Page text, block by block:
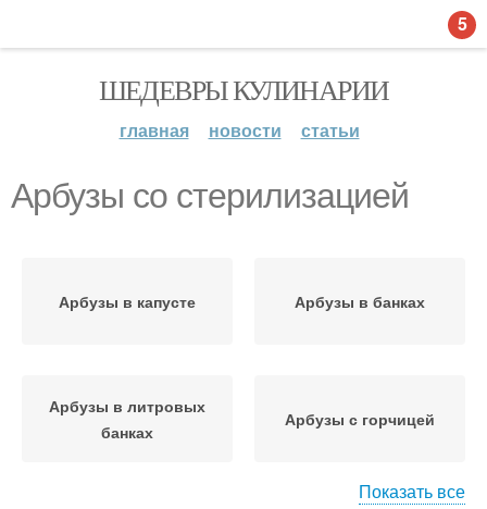
ШЕДЕВРЫ КУЛИНАРИИ
главная новости статьи
Арбузы со стерилизацией
Арбузы в капусте Арбузы в банках
Арбузы в литровых
банках
Арбузы с горчицей
Показать все
5